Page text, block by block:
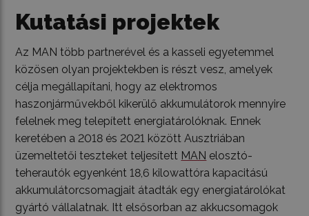
Kutatási projektek
Az MAN több partnerével és a kasseli egyetemmel
közösen olyan projektekben is részt vesz, amelyek
célja megállapítani, hogy az elektromos
haszonjárművekből kikerülő akkumulátorok mennyire
felelnek meg telepített energiatárolóknak. Ennek
keretében a 2018 és 2021 között Ausztriában
üzemeltetői teszteket teljesített MAN elosztó-
teherautók egyenként 18,6 kilowattóra kapacitású
akkumulátorcsomagjait átadták egy energiatárolókat
gyártó vállalatnak. Itt elsősorban az akkucsomagok